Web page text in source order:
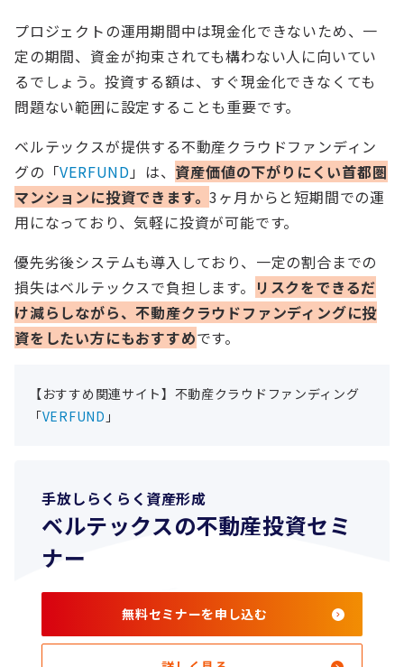
プロジェクトの運用期間中は現金化できないため、一
定の期間、資金が拘束されても構わない人に向いてい
るでしょう。投資する額は、すぐ現金化できなくても
問題ない範囲に設定することも重要です。
ベルテックスが提供する不動産クラウドファンディン
グの「VERFUND 」は、 資産価値の下がりにくい首都圏
マンションに投資できます。3ヶ月からと短期間での運
用になっており、気軽に投資が可能です。
優先劣後システムも導入しており、一定の割合までの
損失はベルテックスで負担します。 リスクをできるだ
け減らしながら、不動産クラウドファンディングに投
資をしたい方にもおすすめです。
【おすすめ関連サイト】不動産クラウドファンディング
「VERFUND 」
手放しらくらく資産形成
ベルテックスの不動産投資セミ
ナー
無料セミナーを申し込む